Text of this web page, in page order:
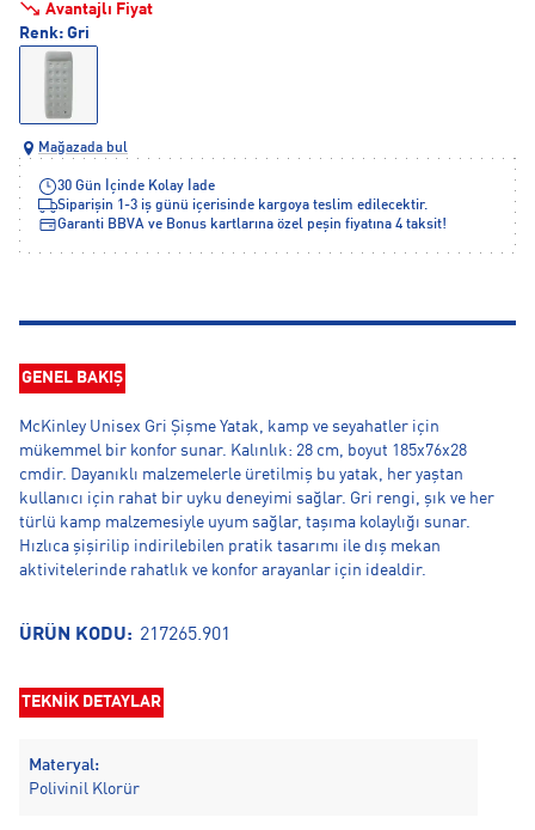
Avantajlı Fiyat
Renk: Gri
Mağazada bul
30 Gün İçinde Kolay İade
Siparişin 1-3 iş günü içerisinde kargoya teslim edilecektir.
Garanti BBVA ve Bonus kartlarına özel peşin fiyatına 4 taksit!
GENEL BAKIŞ
McKinley Unisex Gri Şişme Yatak, kamp ve seyahatler için
mükemmel bir konfor sunar. Kalınlık: 28 cm, boyut 185x76x28
cmdir. Dayanıklı malzemelerle üretilmiş bu yatak, her yaştan
kullanıcı için rahat bir uyku deneyimi sağlar. Gri rengi, şık ve her
türlü kamp malzemesiyle uyum sağlar, taşıma kolaylığı sunar.
Hızlıca şişirilip indirilebilen pratik tasarımı ile dış mekan
aktivitelerinde rahatlık ve konfor arayanlar için idealdir.
ÜRÜN KODU: 217265.901
TEKNİK DETAYLAR
Materyal:
Polivinil Klorür